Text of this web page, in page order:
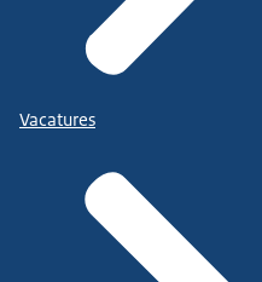
Vacatures